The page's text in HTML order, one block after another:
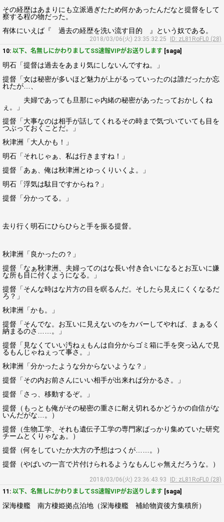
その経歴はあまりにも立派過ぎたため何かあったんだなと提督をして
察する程の物だった。
有体にいえば『 過去の経歴を洗い流す目的 』という奴である。
2018/03/06(火) 23:35:32.25
ID: zL81RoFL0 (28)
10: 以下、名無しにかわりましてSS速報VIPがお送りします [saga]
明石「提督は過去をあまり気にしないんですね。」
提督「女は秘密が多いほど魅力が上がるっていったのは誰だったか忘
れたが…、
夫婦であっても旦那にゃ内緒の秘密があったっておかしくね
ぇ。」
提督「大事なのは相手が話してくれるその時まで気づいていても目を
つぶっておくことだ。」
秋津洲「大人かも！」
明石「それじゃぁ、私は行きますね！」
提督「あぁ、俺は秋津洲とゆっくりいくよ。」
明石「浮気は駄目ですからね？」
提督「分かってる。」
去り行く明石にひらひらと手を振る提督。
秋津洲「良かったの？」
提督「なぁ秋津洲、夫婦ってのはな長い付き合いになるとお互いに嫌
な所も目に付くようになる。」
提督「そんな時はな片方の目を瞑るんだ。そしたら見えにくくなるだ
ろ？」
秋津洲「かも。」
提督「そんでな。お互いに見えないのをカバーしてやれば、まぁるく
納まるのさ……。」
提督「見なくていい汚ねぇもんは自分からゴミ箱に手を突っ込んで見
るもんじゃねぇって事さ。」
秋津洲「分かったような分からないような？」
提督「その内お前さんにいい相手が出来れば分かるさ。」
提督「さっ、移動するぞ。」
提督（もっとも俺がその秘密の重さに耐え切れるかどうかの自信がな
いんだがな…。）
提督（生物工学、それも遺伝子工学の専門家ばっかり集めていた研究
チームとくりゃなぁ。）
提督（何をしていたか大方の予想はつくが……。）
提督（やばいの一言で片付けられるようなもんじゃ無えだろうな。）
2018/03/06(火) 23:36:43.93
ID: zL81RoFL0 (28)
11: 以下、名無しにかわりましてSS速報VIPがお送りします [saga]
深海棲艦 南方棲姫拠点泊地（深海棲艦 補給物資後方集積所）